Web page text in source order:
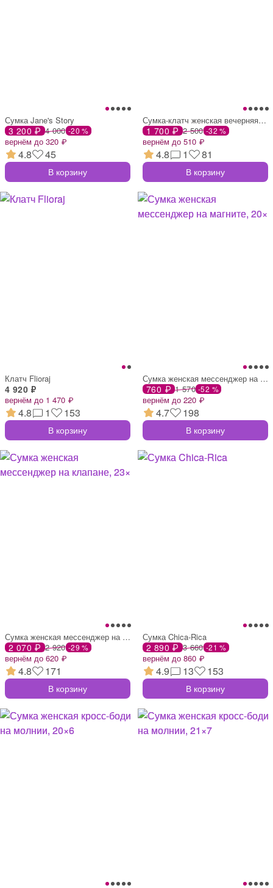
Сумка Jane's Story
3 200 ₽ 4 000 -20 %
вернём до 320 ₽
4.8 45
В корзину
Сумка-клатч женская вечерняя на фермуаре
1 700 ₽ 2 500 -32 %
вернём до 510 ₽
4.8 1 81
В корзину
Клатч Flioraj
4 920 ₽
вернём до 1 470 ₽
4.8 1 153
В корзину
Сумка женская мессенджер на магните, 20×
760 ₽ 1 570 -52 %
вернём до 220 ₽
4.7 198
В корзину
Сумка женская мессенджер на клапане, 23×
2 070 ₽ 2 920 -29 %
вернём до 620 ₽
4.8 171
В корзину
Сумка Chica-Rica
2 890 ₽ 3 660 -21 %
вернём до 860 ₽
4.9 13 153
В корзину